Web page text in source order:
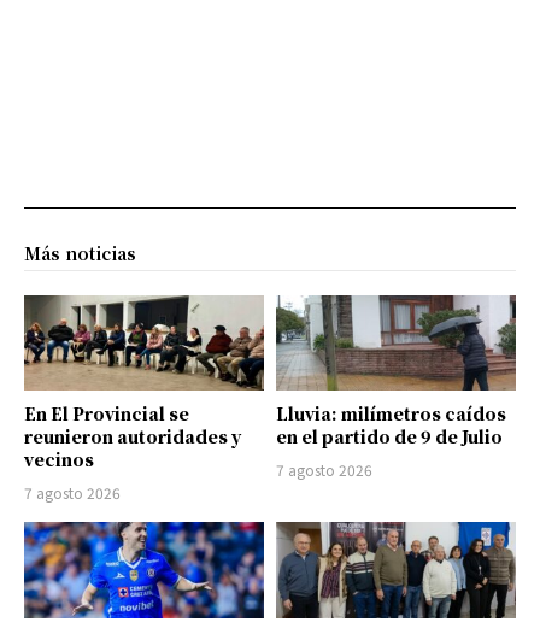
Más noticias
En El Provincial se
reunieron autoridades y
vecinos
7 agosto 2026
Lluvia: milímetros caídos
en el partido de 9 de Julio
7 agosto 2026